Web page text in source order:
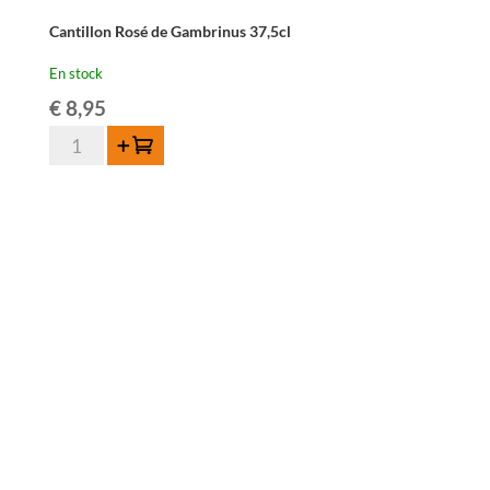
Cantillon Rosé de Gambrinus 37,5cl
En stock
€8,95
quantité
Ajouter au panier